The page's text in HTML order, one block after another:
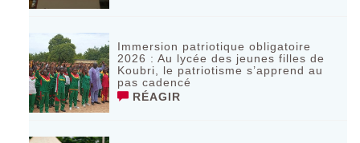
Immersion patriotique obligatoire
2026 : Au lycée des jeunes filles de
Koubri, le patriotisme s’apprend au
pas cadencé
RÉAGIR